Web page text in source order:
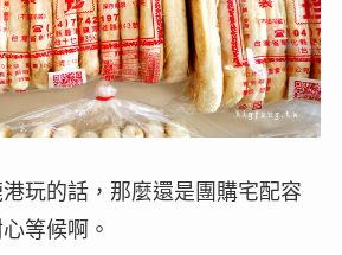
玩的話，那麼還是團購宅配容
等候啊。